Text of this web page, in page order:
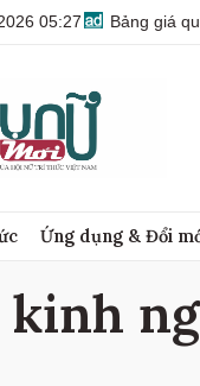
05:27 Bảng giá
Ứng dụng & Đổi
kinh